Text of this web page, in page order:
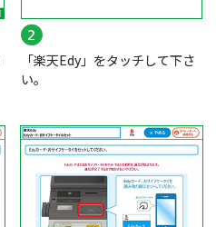
「楽天Edy」をタッチして下さ
い。